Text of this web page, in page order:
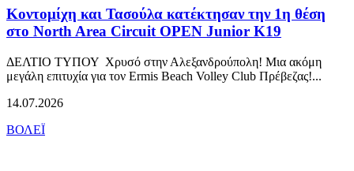
Κοντομίχη και Τασούλα κατέκτησαν την 1η θέση
στο North Area Circuit OPEN Junior K19
ΔΕΛΤΙΟ ΤΥΠΟΥ Χρυσό στην Αλεξανδρούπολη! Μια ακόμη
μεγάλη επιτυχία για τον Ermis Beach Volley Club Πρέβεζας!...
14.07.2026
ΒΟΛΕΪ